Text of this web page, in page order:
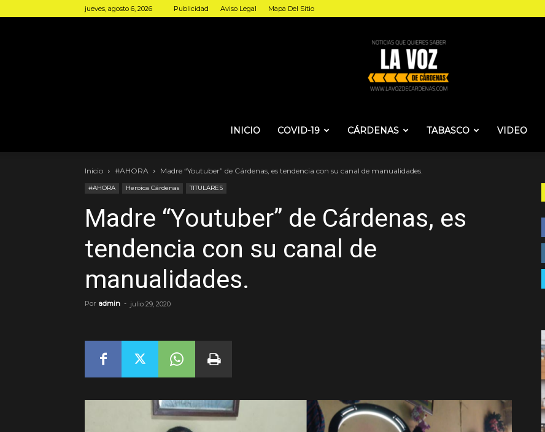
jueves, agosto 6, 2026 Publicidad Aviso Legal Mapa Del Sitio
Voz
INICIO COVID-19 CÁRDENAS TABASCO VIDEO
Inicio #AHORA Madre “Youtuber” de Cárdenas, es tendencia con su canal de manualidades.
#AHORA Heroica Cárdenas TITULARES
Madre “Youtuber” de Cárdenas, es
tendencia con su canal de
manualidades.
Por admin - julio 29, 2020